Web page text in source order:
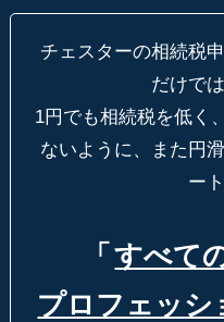
チェスターの相続税
だけで
1円でも相続税を低く
ないように、
また円
ー
「 すべて
プロフェッシ